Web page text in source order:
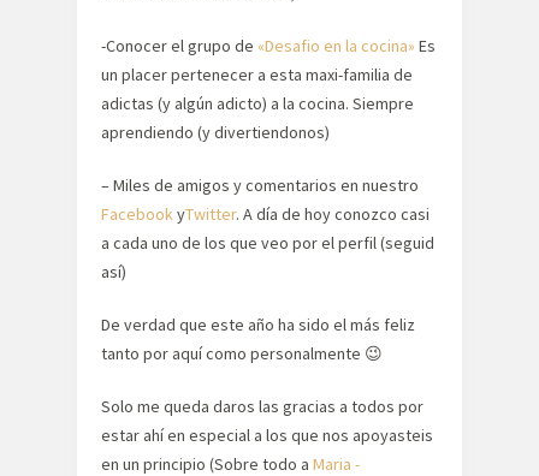
-Conocer el grupo de «Desafio en la cocina» Es
un placer pertenecer a esta maxi-familia de
adictas (y algún adicto) a la cocina. Siempre
aprendiendo (y divertiendonos)
– Miles de amigos y comentarios en nuestro
FacebookyTwitter. A día de hoy conozco casi
a cada uno de los que veo por el perfil (seguid
así)
De verdad que este año ha sido el más feliz
tanto por aquí como personalmente 😉
Solo me queda daros las gracias a todos por
estar ahí en especial a los que nos apoyasteis
en un principio (Sobre todo a Maria -